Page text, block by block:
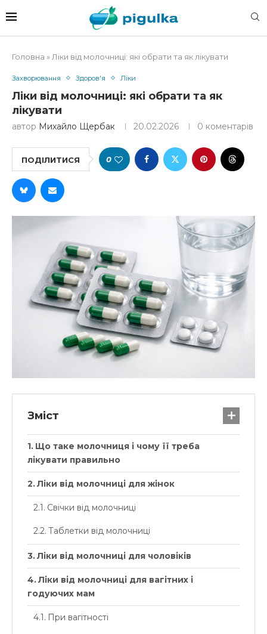
Головна » Ліки від молочниці: які обрати та як лікувати
Захворювання Здоров'я Ліки
Ліки від молочниці: які обрати та як
лікувати
автор Михайло Щербак 20.02.2026 0 коментарів
ПОДІЛИТИСЯ 0
Зміст
Що таке молочниця і чому її треба
лікувати правильно
Ліки від молочниці для жінок
Свічки від молочниці
Таблетки від молочниці
Ліки від молочниці для чоловіків
Ліки від молочниці для вагітних і
годуючих мам
При вагітності